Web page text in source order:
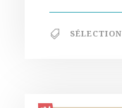
SÉLECTION